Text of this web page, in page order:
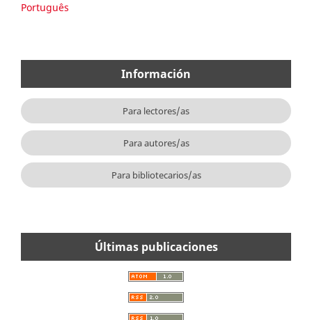
Português
Información
Para lectores/as
Para autores/as
Para bibliotecarios/as
Últimas publicaciones